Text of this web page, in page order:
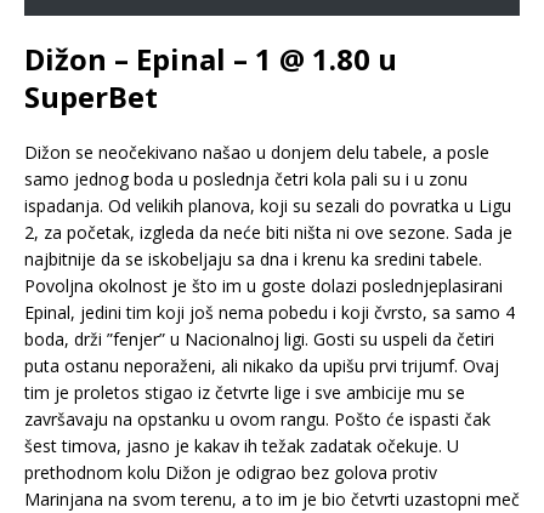
Dižon – Epinal – 1 @ 1.80 u
SuperBet
Dižon se neočekivano našao u donjem delu tabele, a posle
samo jednog boda u poslednja četri kola pali su i u zonu
ispadanja. Od velikih planova, koji su sezali do povratka u Ligu
2, za početak, izgleda da neće biti ništa ni ove sezone. Sada je
najbitnije da se iskobeljaju sa dna i krenu ka sredini tabele.
Povoljna okolnost je što im u goste dolazi poslednjeplasirani
Epinal, jedini tim koji još nema pobedu i koji čvrsto, sa samo 4
boda, drži ”fenjer” u Nacionalnoj ligi. Gosti su uspeli da četiri
puta ostanu neporaženi, ali nikako da upišu prvi trijumf. Ovaj
tim je proletos stigao iz četvrte lige i sve ambicije mu se
završavaju na opstanku u ovom rangu. Pošto će ispasti čak
šest timova, jasno je kakav ih težak zadatak očekuje. U
prethodnom kolu Dižon je odigrao bez golova protiv
Marinjana na svom terenu, a to im je bio četvrti uzastopni meč